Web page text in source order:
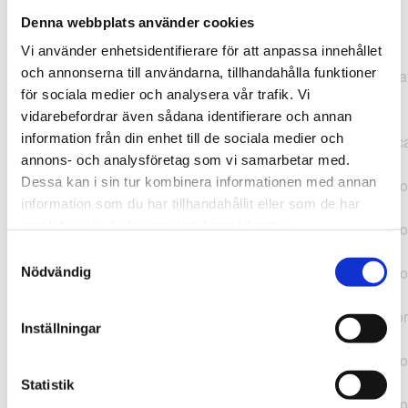
Denna webbplats använder cookies
Vi använder enhetsidentifierare för att anpassa innehållet
och annonserna till användarna, tillhandahålla funktioner
för sociala medier och analysera vår trafik. Vi
vidarebefordrar även sådana identifierare och annan
information från din enhet till de sociala medier och
annons- och analysföretag som vi samarbetar med.
Dessa kan i sin tur kombinera informationen med annan
information som du har tillhandahållit eller som de har
Nödvändig
Inställningar
Statistik
TypeError: "".concat(...).concat(...).replaceAll is not a
function at
https://webshop.pressbyran.se/_next/static/chunks/pages/
b1763451a2186f9e.js:1:11050 at Array.map
(<anonymous>) at K
(https://webshop.pressbyran.se/_next/static/chunks/pages/
b1763451a2186f9e.js:1:10836) at lk
(https://webshop.pressbyran.se/_next/static/chunks/
b241200379730ac0.js:1:129835) at i
(https://webshop.pressbyran.se/_next/static/chunks/
(https://webshop.pressbyran.se/_next/static/chunks/
https://webshop.pressbyran.se/_next/static/chunks/
b241200379730ac0.js:1:167872 at uI
(https://webshop.pressbyran.se/_next/static/chunks/
b241200379730ac0.js:1:167879) at uE
(https://webshop.pressbyran.se/_next/static/chunks/